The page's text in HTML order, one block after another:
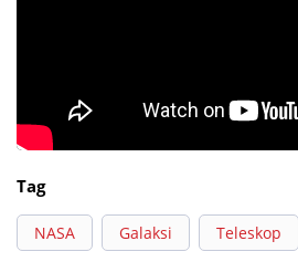
Tag
NASA Galaksi Teleskop